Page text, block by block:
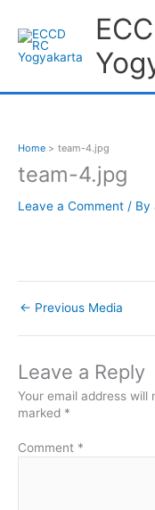
content
Home team-4.jpg
team-4.jpg
Leave a Comment / By
← Previous Media
Leave a Reply
Your email address will
marked *
Comment *